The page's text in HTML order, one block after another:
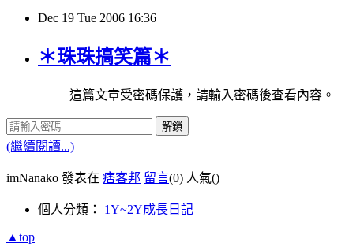
Dec 19 Tue 2006 16:36
＊珠珠搞笑篇＊
這篇文章受密碼保護，請輸入密碼後查看內容。
解鎖
(繼續閱讀...)
imNanako 發表在 痞客邦 留言(0) 人氣()
個人分類： 1Y~2Y成長日記
▲top